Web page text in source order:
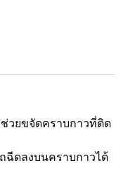
วยขจัดคราบกาวที่ติด
ฉีดลงบนคราบกาวได้